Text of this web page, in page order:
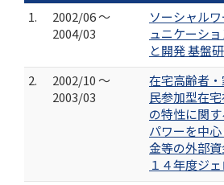
1.
2002/06 ～
2004/03
ソーシャル
ュニケーシ
と開発 基盤
2.
2002/10 ～
2003/03
在宅高齢者
民参加型在
の特性に関
パワーを中
金等の外部
１４年度ジ